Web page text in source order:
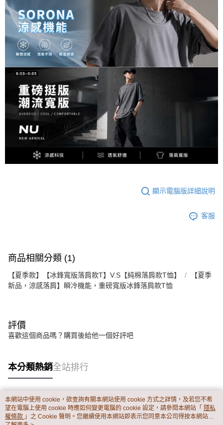
顯示電腦版詳細說明
客服
商品相關分類 (1)
【夏季款】【冰鋒寬版落肩款T】V.S【純棉落肩款T恤】
【夏季
新品，涼感落肩】瞬冷機能，重磅寬版冰鋒落肩款T恤
評價
喜歡這個商品嗎？購買後給他一個好評吧
本分類熱銷全站排行
熱門標籤
本網站中使用 cookie，欲查詢有關本網站使用 cookie 方式之詳情，及若您不希
望在電腦上使用 cookie 時應如何變更電腦的 cookie 設定，請參閱本網站「 隱私
權條款 」之 Cookie 聲明。您繼續使用本網站即表示您同意本公司得按本網站使